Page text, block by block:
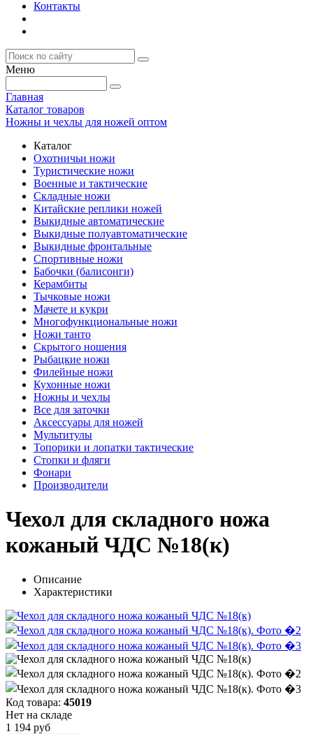
Контакты
Меню
Главная
Каталог товаров
Ножны и чехлы для ножей оптом
Каталог
Охотничьи ножи
Туристические ножи
Военные и тактические
Складные ножи
Китайские реплики ножей
Выкидные автоматические
Выкидные полуавтоматические
Выкидные фронтальные
Спортивные ножи
Бабочки (балисонги)
Керамбиты
Тычковые ножи
Мачете и кукри
Многофункциональные ножи
Ножи танто
Скрытого ношения
Рыбацкие ножи
Филейные ножи
Кухонные ножи
Ножны и чехлы
Все для заточки
Аксессуары для ножей
Мультитулы
Топорики и лопатки тактические
Стопки и фляги
Фонари
Производители
Чехол для складного ножа
кожаный ЧДС №18(к)
Описание
Характеристики
Код товара: 45019
Нет на складе
1 194 руб